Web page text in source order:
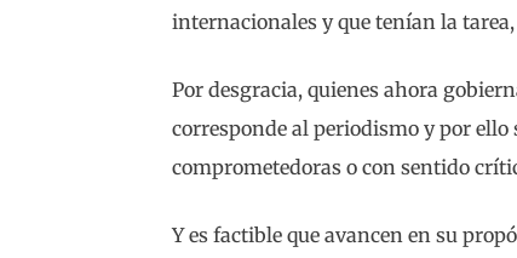
internacionales y que tenían la
Por desgracia, quienes ahora
corresponde al periodismo y por
comprometedoras o con sentido
Y es factible que avancen en su